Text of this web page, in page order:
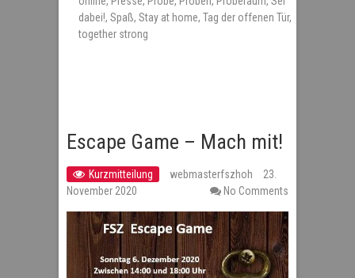
dabei!, Spaß, Stay at home, Tag der offenen Tür,
together strong
Escape Game – Mach mit!
Kurzmitteilung webmasterfszhoh
23.
November 2020
No Comments